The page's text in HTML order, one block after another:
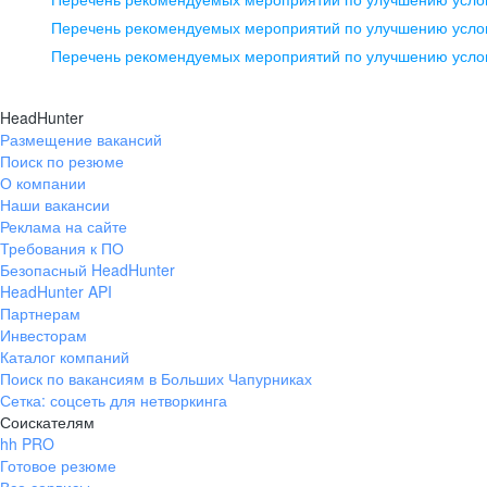
pr@ural.hh.ru
помещение 21
+7 383 207-94-64
pr@nsk.hh.ru
Перечень рекомендуемых мероприятий по улучшению
Перечень рекомендуемых мероприятий по улучшению
HeadHunter
Размещение вакансий
Поиск по резюме
О компании
Наши вакансии
Реклама на сайте
Требования к ПО
Безопасный HeadHunter
HeadHunter API
Партнерам
Инвесторам
Каталог компаний
Поиск по вакансиям в Больших Чапурниках
Сетка: соцсеть для нетворкинга
Соискателям
hh PRO
Готовое резюме